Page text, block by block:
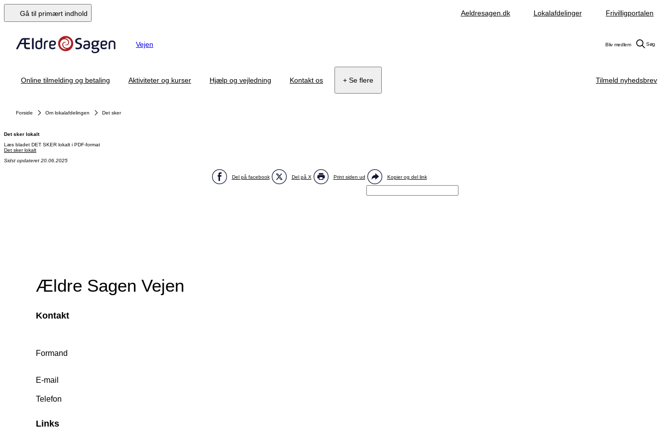
Gå til primært indhold Aeldresagen.dk Lokalafdelinger Frivilligportalen
Vejen Bliv medlem Søg
Online tilmelding og betaling Aktiviteter og kurser Hjælp og vejledning Kontakt os + Se flere Tilmeld nyhedsbrev
Forside Om lokalafdelingen Det sker
Det sker lokalt
Læs bladet DET SKER lokalt i PDF-format
Det sker lokalt
Sidst opdateret 20.06.2025
Del på facebook Del på X Print siden ud Kopier og del link
Ældre Sagen Vejen
Kontakt
Formand
E-mail
Telefon
Links